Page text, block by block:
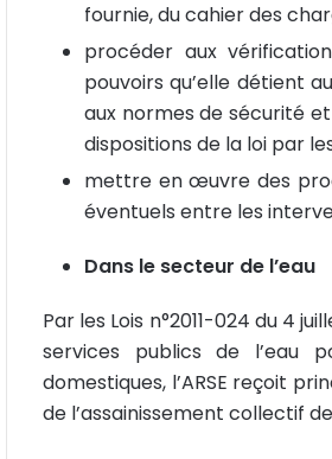
fournie, du cahier des
procéder aux
pouvoirs qu’elle détient
aux normes de sécurité
dispositions de la loi par
mettre en œuvre des
éventuels entre les
Dans le secteur de l’eau
Par les Lois n°2011-024 du 4
services publics de l’eau
domestiques, l’ARSE reçoit
de l’assainissement collectif